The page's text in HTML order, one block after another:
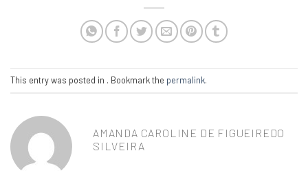
This entry was posted in . Bookmark the permalink.
AMANDA CAROLINE DE FIGUEIREDO
SILVEIRA